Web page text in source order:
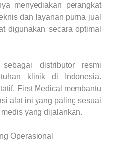
menyediakan perangkat
dan layanan purna jual
digunakan secara optimal
distributor resmi
klinik di Indonesia.
First Medical membantu
alat ini yang paling sesuai
yang dijalankan.
Operasional